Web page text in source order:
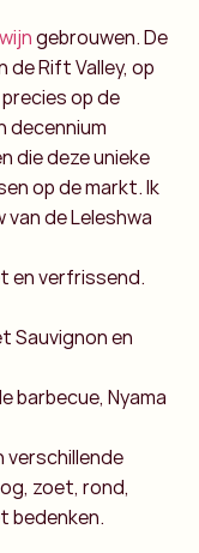
gebrouwen. De
Rift Valley, op
op de
decennium
die deze unieke
op de markt. Ik
de Leleshwa
en verfrissend.
Sauvignon en
barbecue, Nyama
verschillende
zoet, rond,
bedenken.